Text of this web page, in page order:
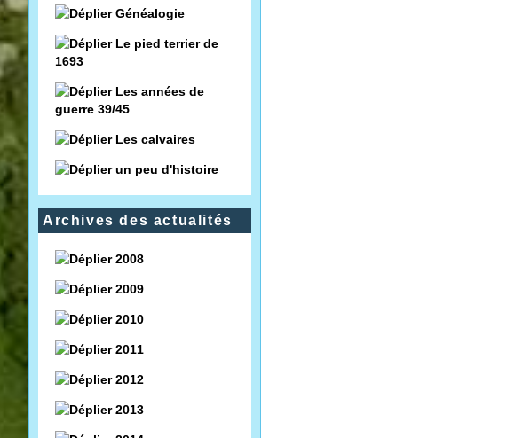
Généalogie
Le pied terrier de
1693
Les années de
guerre 39/45
Les calvaires
un peu d'histoire
Archives des actualités
2008
2009
2010
2011
2012
2013